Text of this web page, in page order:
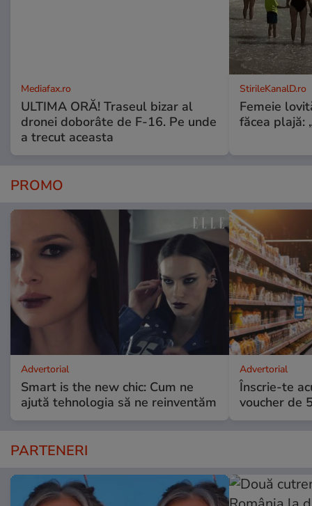
Mediafax.ro
ULTIMA ORĂ! Traseul bizar al
dronei doborâte de F-16. Pe unde
a trecut aceasta
StirileKanalD.ro
Femeie
făcea plajă:
PROMO
Advertorial
Smart is the new chic: Cum ne
ajută tehnologia să ne reinventăm
Advertorial
Înscrie-te
voucher de
PARTENERI